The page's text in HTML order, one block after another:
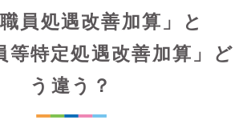
職員処遇改善加算」と
等特定処遇改善加算」ど
う違う？